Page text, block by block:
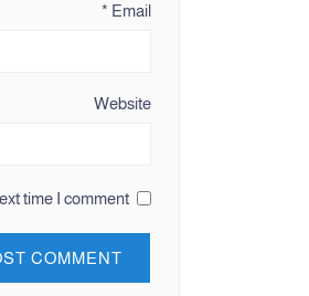
Email
*
Website
time I comment.